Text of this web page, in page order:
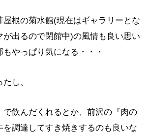
屋根の菊水館(現在はギャラリーとな
が出るので閉館中)の風情も良い思い
やっぱり気になる・・・
し、
で飲んだくれるとか、前沢の『肉の
を調達してすき焼きするのも良いな